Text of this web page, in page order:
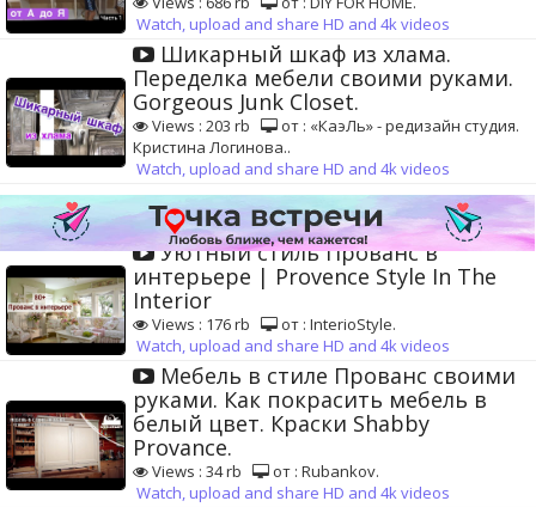
Watch, upload and share HD and 4k videos
Шикарный шкаф из хлама.
Переделка мебели своими руками.
Gorgeous Junk Closet.
Views : 203 rb
от : «КаэЛь» - редизайн студия.
Кристина Логинова..
Watch, upload and share HD and 4k videos
Уютный стиль Прованс в
интерьере | Provence Style In The
Interior
Views : 176 rb
от : InterioStyle.
Watch, upload and share HD and 4k videos
Мебель в стиле Прованс своими
руками. Как покрасить мебель в
белый цвет. Краски Shabby
Provance.
Views : 34 rb
от : Rubankov.
Watch, upload and share HD and 4k videos